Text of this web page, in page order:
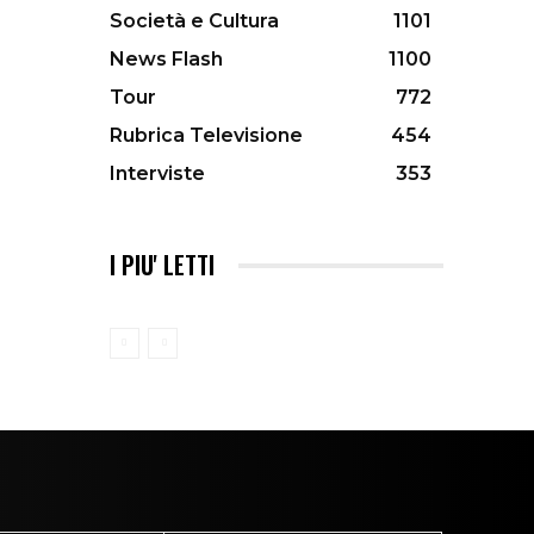
Società e Cultura
1101
News Flash
1100
Tour
772
Rubrica Televisione
454
Interviste
353
I PIU' LETTI